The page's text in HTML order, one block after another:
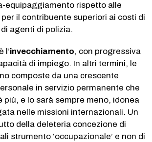
equipaggiamento rispetto alle
il contribuente superiori ai costi di
agenti di polizia.
l’invecchiamento, con progressiva
di impiego. In altri termini, le
composte da una crescente
in servizio permanente che
più, e lo sarà sempre meno, idonea
nelle missioni internazionali. Un
della deleteria concezione di
strumento ‘occupazionale’ e non di